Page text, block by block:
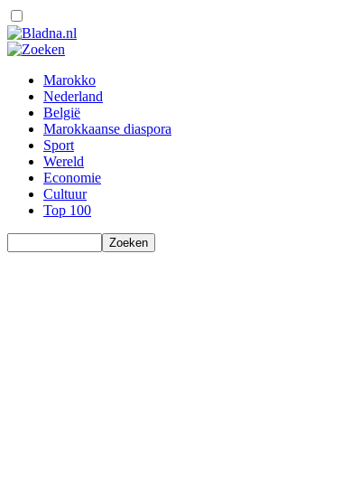
Marokko
Nederland
België
Marokkaanse diaspora
Sport
Wereld
Economie
Cultuur
Top 100